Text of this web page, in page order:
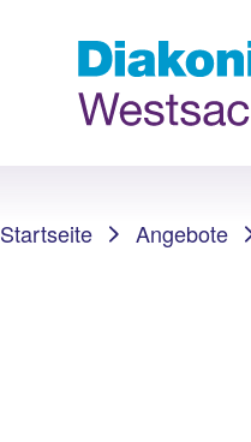
Startseite Angebote